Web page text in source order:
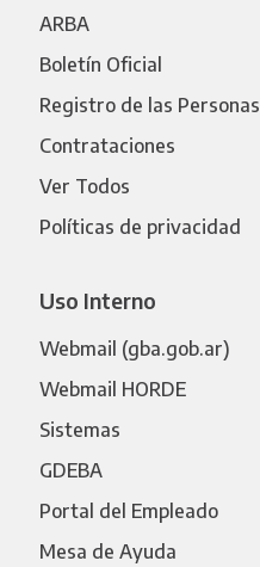
ARBA
Boletín Oficial
Registro de las Personas
Contrataciones
Ver Todos
Políticas de privacidad
Uso Interno
Webmail (gba.gob.ar)
Webmail HORDE
Sistemas
GDEBA
Portal del Empleado
Mesa de Ayuda